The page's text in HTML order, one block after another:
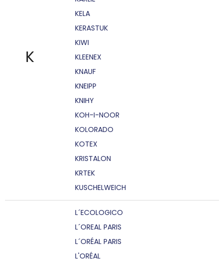
K
KELA
KERASTUK
KIWI
KLEENEX
KNAUF
KNEIPP
KNIHY
KOH-I-NOOR
KOLORADO
KOTEX
KRISTALON
KRTEK
KUSCHELWEICH
L´ECOLOGICO
L´OREAL PARIS
L´ORÉAL PARIS
L'ORÉAL